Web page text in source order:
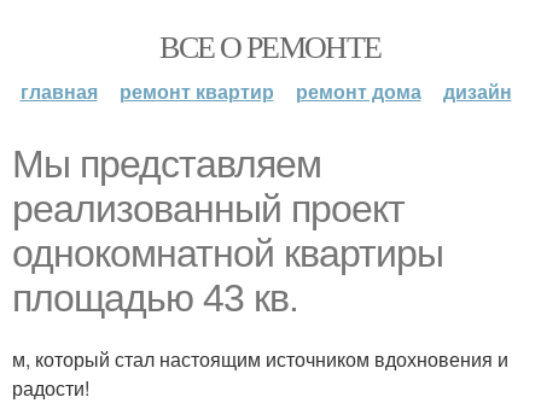
ВСЕ О РЕМОНТЕ
главная ремонт квартир ремонт дома дизайн
Мы представляем
реализованный проект
однокомнатной квартиры
площадью 43 кв.
м, который стал настоящим источником вдохновения и
радости!